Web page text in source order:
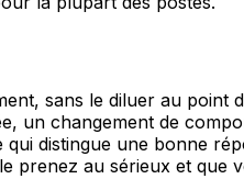
sans le diluer au
un changement de
distingue une bonne
prenez au sérieux et que